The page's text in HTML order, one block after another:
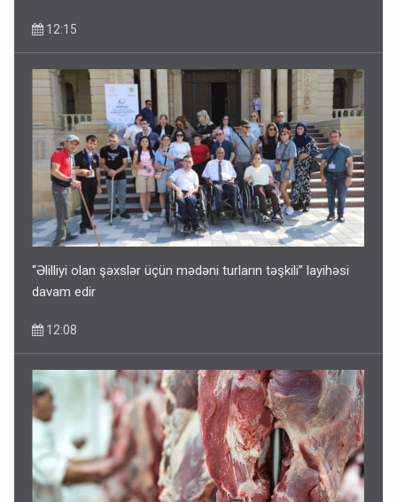
12:15
“Əlilliyi olan şəxslər üçün mədəni turların təşkili” layihəsi
davam edir
12:08